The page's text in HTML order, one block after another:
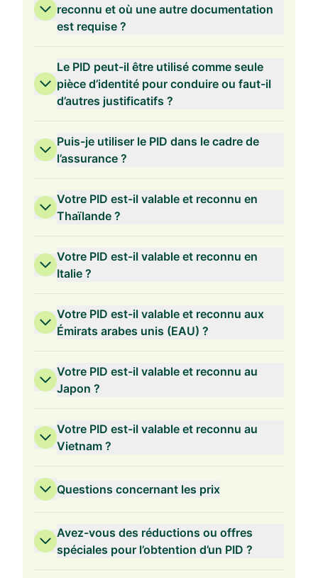
reconnu et où une autre documentation
est requise ?
Le PID peut-il être utilisé comme seule
pièce d’identité pour conduire ou faut-il
d’autres justificatifs ?
Puis-je utiliser le PID dans le cadre de
l’assurance ?
Votre PID est-il valable et reconnu en
Thaïlande ?
Votre PID est-il valable et reconnu en
Italie ?
Votre PID est-il valable et reconnu aux
Émirats arabes unis (EAU) ?
Votre PID est-il valable et reconnu au
Japon ?
Votre PID est-il valable et reconnu au
Vietnam ?
Questions concernant les prix
Avez-vous des réductions ou offres
spéciales pour l’obtention d’un PID ?